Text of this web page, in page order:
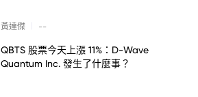
黃達傑 --
QBTS 股票今天上漲 11%：D-Wave
Quantum Inc. 發生了什麼事？